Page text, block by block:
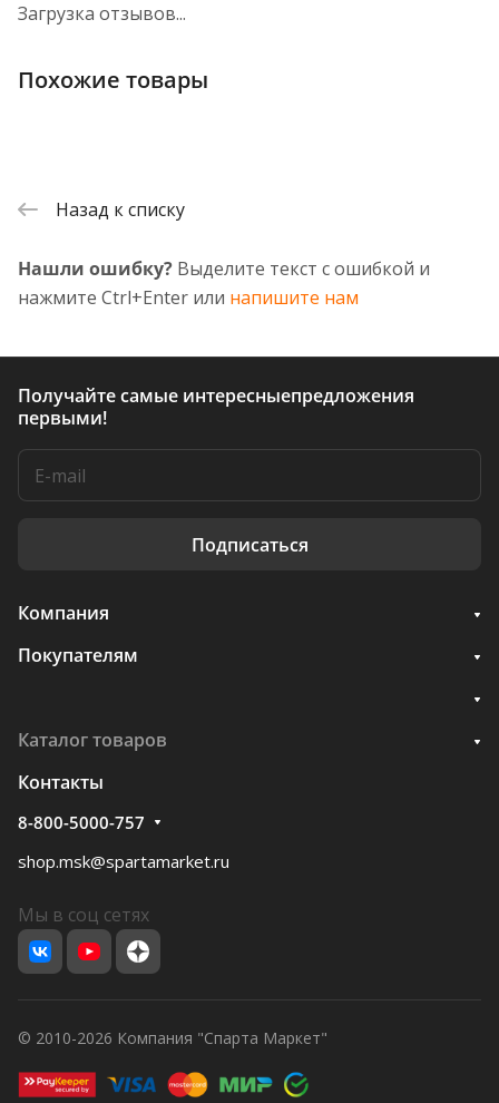
Загрузка отзывов...
Похожие товары
Назад к списку
Нашли ошибку? Выделите текст с ошибкой и
нажмите Ctrl+Enter или напишите нам
Получайте самые интересныепредложения
первыми!
Подписаться
Компания
Покупателям
Каталог товаров
Контакты
8-800-5000-757
shop.msk@spartamarket.ru
Мы в соц сетях
© 2010-2026 Компания "Спарта Маркет"